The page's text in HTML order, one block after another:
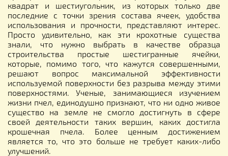
квадрат и шестиугольник, из которых только две
последние с точки зрения состава ячеек, удобства
использования и прочности, представляют интерес.
Просто удивительно, как эти крохотные существа
знали, что нужно выбрать в качестве образца
строительства простые шестигранные ячейки,
которые, помимо того, что кажутся совершенными,
решают вопрос максимальной эффективности
используемой поверхности без разрыва между этими
поверхностями. Ученые, занимающиеся изучением
жизни пчел, единодушно признают, что ни одно живое
существо на земле не смогло достигнуть в сфере
своей деятельности таких вершин, каких достигла
крошечная пчела. Более ценным достижением
является то, что это больше не требует каких-либо
улучшений.